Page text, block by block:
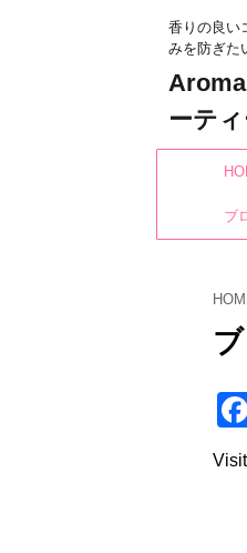
香りの良い
みを防ぎた
ーテ
ブ